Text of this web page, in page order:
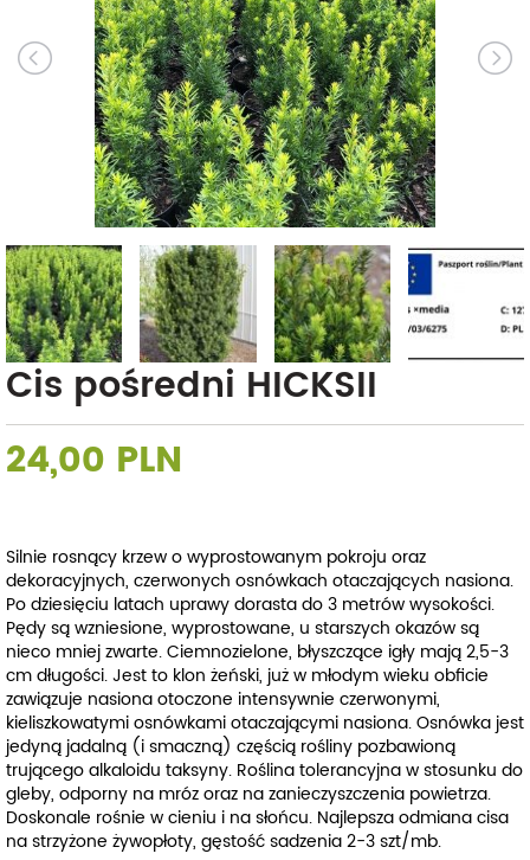
Cis pośredni HICKSII
24,00 PLN
Silnie rosnący krzew o wyprostowanym pokroju oraz
dekoracyjnych, czerwonych osnówkach otaczających nasiona.
Po dziesięciu latach uprawy dorasta do 3 metrów wysokości.
Pędy są wzniesione, wyprostowane, u starszych okazów są
nieco mniej zwarte. Ciemnozielone, błyszczące igły mają 2,5-3
cm długości. Jest to klon żeński, już w młodym wieku obficie
zawiązuje nasiona otoczone intensywnie czerwonymi,
kieliszkowatymi osnówkami otaczającymi nasiona. Osnówka jest
jedyną jadalną (i smaczną) częścią rośliny pozbawioną
trującego alkaloidu taksyny. Roślina tolerancyjna w stosunku do
gleby, odporny na mróz oraz na zanieczyszczenia powietrza.
Doskonale rośnie w cieniu i na słońcu. Najlepsza odmiana cisa
na strzyżone żywopłoty, gęstość sadzenia 2-3 szt/mb.